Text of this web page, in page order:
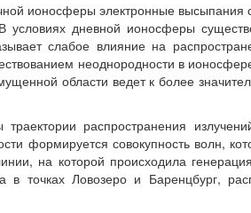
ионосферы электронные
дневной ионосферы
слабое влияние на
неоднородности в
области ведет к более
распространения
формируется совокупность волн,
на которой происходила
в точках Ловозеро и Баренцбург,